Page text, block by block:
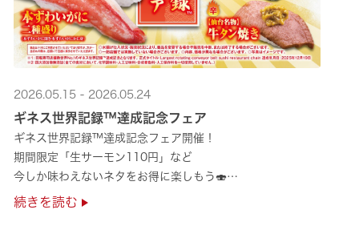
2026.05.15 - 2026.05.24
ギネス世界記録™達成記念フェア
ギネス世界記録™達成記念フェア開催！
期間限定「生サーモン110円」など
今しか味わえないネタをお得に楽しもう🍣
是非お越しください✨
続きを読む